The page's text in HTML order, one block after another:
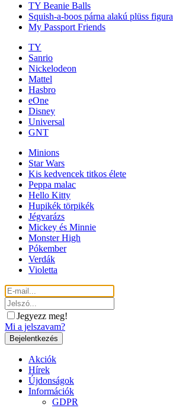
TY Beanie Balls
Squish-a-boos párna alakú plüss figura
My Passport Friends
TY
Sanrio
Nickelodeon
Mattel
Hasbro
eOne
Disney
Universal
GNT
Minions
Star Wars
Kis kedvencek titkos élete
Peppa malac
Hello Kitty
Hupikék törpikék
Jégvarázs
Mickey és Minnie
Monster High
Pókember
Verdák
Violetta
Jegyezz meg!
Mi a jelszavam?
Akciók
Hírek
Újdonságok
Információk
GDPR